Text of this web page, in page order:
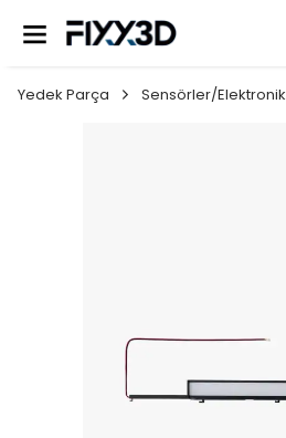
Yedek Parça Sensörler/Elektronik